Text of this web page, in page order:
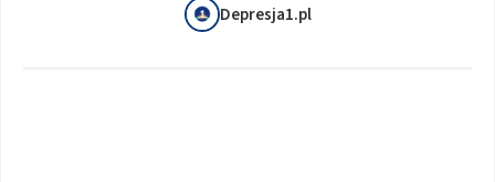
Depresja1.pl